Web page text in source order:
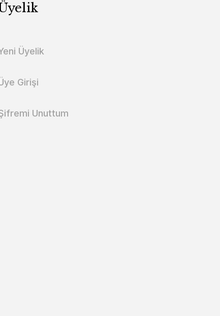
Üyelik
Girişi
Unuttum